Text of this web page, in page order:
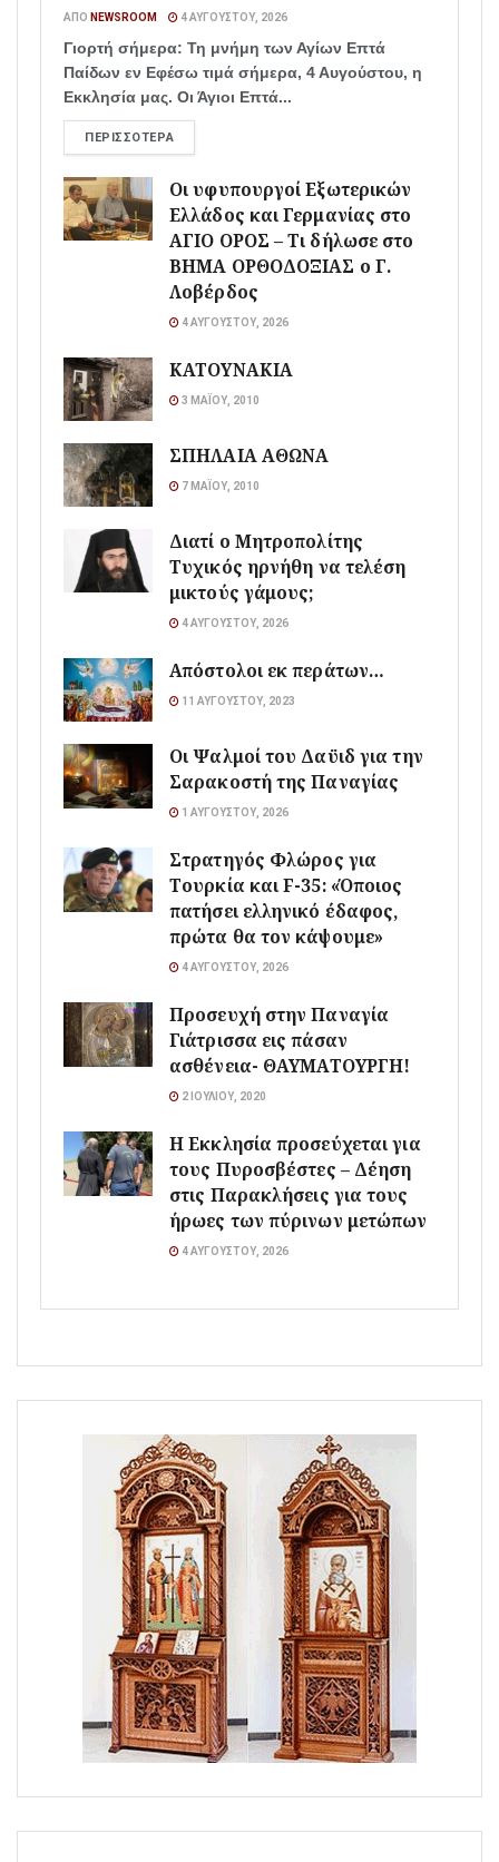
ΑΠΌ NEWSROOM 4 ΑΥΓΟΎΣΤΟΥ, 2026
Γιορτή σήμερα: Τη μνήμη των Αγίων Επτά
Παίδων εν Εφέσω τιμά σήμερα, 4 Αυγούστου, η
Εκκλησία μας. Οι Άγιοι Επτά...
ΠΕΡΙΣΣΌΤΕΡΑ
Οι υφυπουργοί Εξωτερικών
Ελλάδος και Γερμανίας στο
ΑΓΙΟ ΟΡΟΣ – Τι δήλωσε στο
ΒΗΜΑ ΟΡΘΟΔΟΞΙΑΣ ο Γ.
Λοβέρδος
4 ΑΥΓΟΎΣΤΟΥ, 2026
ΚΑΤΟΥΝΑΚΙΑ
3 ΜΑΪ́ΟΥ, 2010
ΣΠΗΛΑΙΑ ΑΘΩΝΑ
7 ΜΑΪ́ΟΥ, 2010
Διατί ο Μητροπολίτης
Τυχικός ηρνήθη να τελέση
μικτούς γάμους;
4 ΑΥΓΟΎΣΤΟΥ, 2026
Απόστολοι εκ περάτων…
11 ΑΥΓΟΎΣΤΟΥ, 2023
Οι Ψαλμοί του Δαϋιδ για την
Σαρακοστή της Παναγίας
1 ΑΥΓΟΎΣΤΟΥ, 2026
Στρατηγός Φλώρος για
Τουρκία και F-35: «Όποιος
πατήσει ελληνικό έδαφος,
πρώτα θα τον κάψουμε»
4 ΑΥΓΟΎΣΤΟΥ, 2026
Προσευχή στην Παναγία
Γιάτρισσα εις πάσαν
ασθένεια- ΘΑΥΜΑΤΟΥΡΓΗ!
2 ΙΟΥΛΊΟΥ, 2020
Η Εκκλησία προσεύχεται για
τους Πυροσβέστες – Δέηση
στις Παρακλήσεις για τους
ήρωες των πύρινων μετώπων
4 ΑΥΓΟΎΣΤΟΥ, 2026